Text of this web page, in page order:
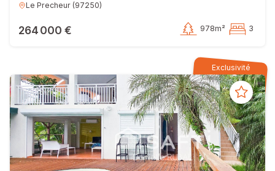
Le Precheur (97250)
264 000 € 978m² 3
Exclusivité